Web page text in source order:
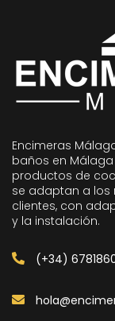
Encimeras
baños en
productos de
se adaptan a los
clientes, con
y la instalación.
(+34)